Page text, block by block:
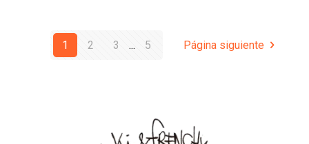
1 2 3 ... 5 Página siguiente